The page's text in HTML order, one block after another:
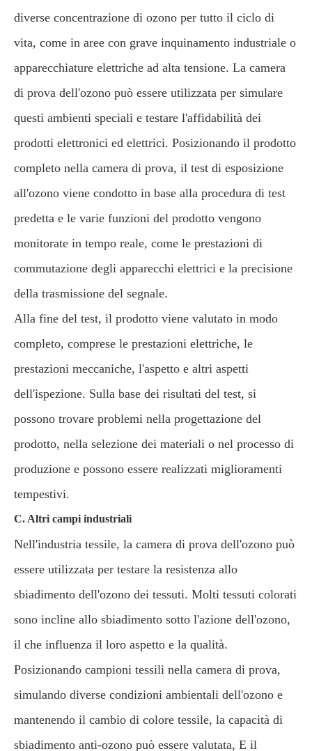
diverse concentrazione di ozono per tutto il ciclo di
vita, come in aree con grave inquinamento industriale o
apparecchiature elettriche ad alta tensione. La camera
di prova dell'ozono può essere utilizzata per simulare
questi ambienti speciali e testare l'affidabilità dei
prodotti elettronici ed elettrici. Posizionando il prodotto
completo nella camera di prova, il test di esposizione
all'ozono viene condotto in base alla procedura di test
predetta e le varie funzioni del prodotto vengono
monitorate in tempo reale, come le prestazioni di
commutazione degli apparecchi elettrici e la precisione
della trasmissione del segnale.
Alla fine del test, il prodotto viene valutato in modo
completo, comprese le prestazioni elettriche, le
prestazioni meccaniche, l'aspetto e altri aspetti
dell'ispezione. Sulla base dei risultati del test, si
possono trovare problemi nella progettazione del
prodotto, nella selezione dei materiali o nel processo di
produzione e possono essere realizzati miglioramenti
tempestivi.
C. Altri campi industriali
Nell'industria tessile, la camera di prova dell'ozono può
essere utilizzata per testare la resistenza allo
sbiadimento dell'ozono dei tessuti. Molti tessuti colorati
sono incline allo sbiadimento sotto l'azione dell'ozono,
il che influenza il loro aspetto e la qualità.
Posizionando campioni tessili nella camera di prova,
simulando diverse condizioni ambientali dell'ozono e
mantenendo il cambio di colore tessile, la capacità di
sbiadimento anti-ozono può essere valutata, E il